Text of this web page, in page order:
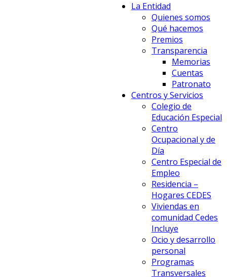
La Entidad
Quienes somos
Qué hacemos
Premios
Transparencia
Memorias
Cuentas
Patronato
Centros y Servicios
Colegio de
Educación Especial
Centro
Ocupacional y de
Día
Centro Especial de
Empleo
Residencia –
Hogares CEDES
Viviendas en
comunidad Cedes
Incluye
Ocio y desarrollo
personal
Programas
Transversales